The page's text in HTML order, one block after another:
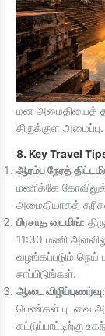
மன அமைதியைத்
திருக்குள அமைப்பு.
8. Key Travel
ஆரம்ப நேரத்
மணிக்கே
அமைதியாகத்
பிரசாத டைமிங்:
11:30 மணி
வழங்கப்படும் நெய்
சாப்பிடுங்கள்.
ஆடை விழிப்புணர்வு:
பெண்கள் புடவை
கட்டுப்பாட்டிற்கு